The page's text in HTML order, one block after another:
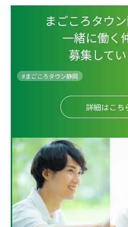
まごころタウ
一緒に働く
募集して
#まごころタウン静岡
詳細はこち